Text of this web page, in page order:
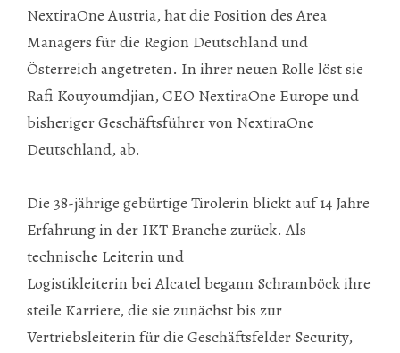
NextiraOne Austria, hat die Position des Area
Managers für die Region Deutschland und
Österreich angetreten. In ihrer neuen Rolle löst sie
Rafi Kouyoumdjian, CEO NextiraOne Europe und
bisheriger Geschäftsführer von NextiraOne
Deutschland, ab.
Die 38-jährige gebürtige Tirolerin blickt auf 14 Jahre
Erfahrung in der IKT Branche zurück. Als
technische Leiterin und
Logistikleiterin bei Alcatel begann Schramböck ihre
steile Karriere, die sie zunächst bis zur
Vertriebsleiterin für die Geschäftsfelder Security,